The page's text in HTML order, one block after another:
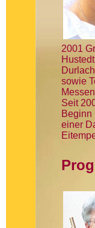
2001
sowie
Seit
Beginn
einer